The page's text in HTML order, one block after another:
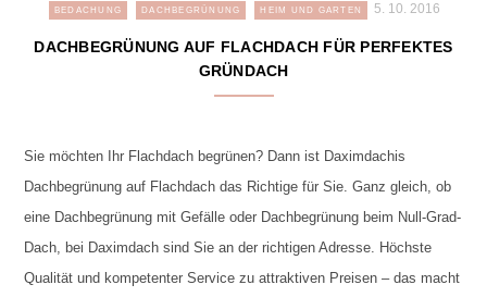
BEDACHUNG DACHBEGRÜNUNG HEIM UND GARTEN 5. 10. 2016
DACHBEGRÜNUNG AUF FLACHDACH FÜR PERFEKTES
GRÜNDACH
Sie möchten Ihr Flachdach begrünen? Dann ist Daximdachis
Dachbegrünung auf Flachdach das Richtige für Sie. Ganz gleich, ob
eine Dachbegrünung mit Gefälle oder Dachbegrünung beim Null-Grad-
Dach, bei Daximdach sind Sie an der richtigen Adresse. Höchste
Qualität und kompetenter Service zu attraktiven Preisen – das macht